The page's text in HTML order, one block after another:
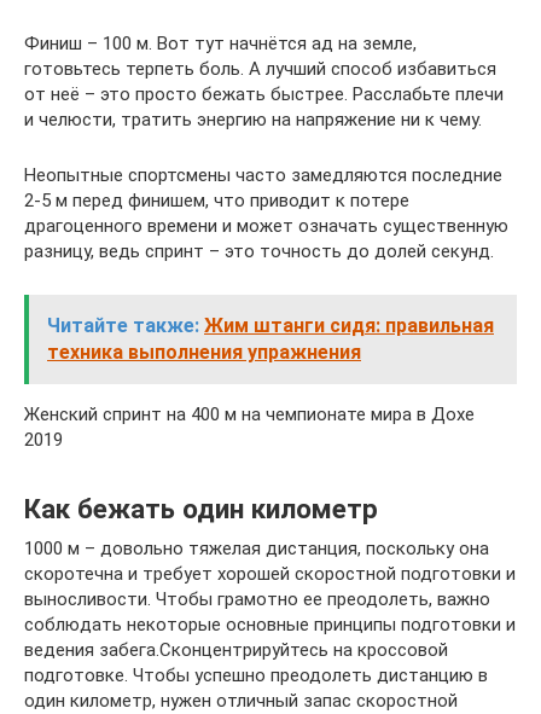
Финиш – 100 м. Вот тут начнётся ад на земле,
готовьтесь терпеть боль. А лучший способ избавиться
от неё – это просто бежать быстрее. Расслабьте плечи
и челюсти, тратить энергию на напряжение ни к чему.
Неопытные спортсмены часто замедляются последние
2-5 м перед финишем, что приводит к потере
драгоценного времени и может означать существенную
разницу, ведь спринт – это точность до долей секунд.
Читайте также: Жим штанги сидя: правильная
техника выполнения упражнения
Женский спринт на 400 м на чемпионате мира в Дохе
2019
Как бежать один километр
1000 м – довольно тяжелая дистанция, поскольку она
скоротечна и требует хорошей скоростной подготовки и
выносливости. Чтобы грамотно ее преодолеть, важно
соблюдать некоторые основные принципы подготовки и
ведения забега.Сконцентрируйтесь на кроссовой
подготовке. Чтобы успешно преодолеть дистанцию в
один километр, нужен отличный запас скоростной